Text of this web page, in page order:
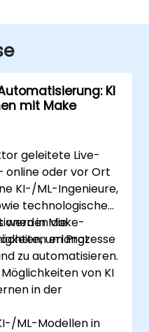
KI
mit Make
geleitete Live-
online oder vor Ort
KI-/ML-Ingenieure,
technologische
in Make-
um Prozesse
zu automatisieren.
werden die
erlangt
von KI
in der
ML-Modellen in